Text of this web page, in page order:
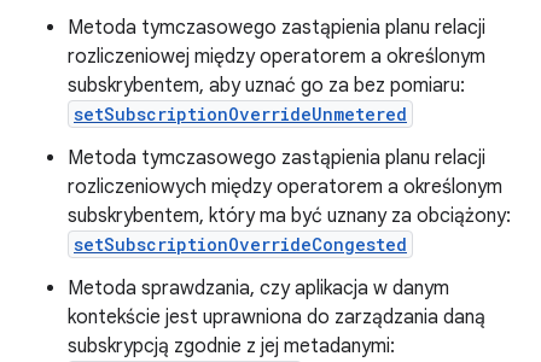
Metoda tymczasowego zastąpienia planu relacji
rozliczeniowej między operatorem a określonym
subskrybentem, aby uznać go za bez pomiaru:
setSubscriptionOverrideUnmetered
Metoda tymczasowego zastąpienia planu relacji
rozliczeniowych między operatorem a określonym
subskrybentem, który ma być uznany za obciążony:
setSubscriptionOverrideCongested
Metoda sprawdzania, czy aplikacja w danym
kontekście jest uprawniona do zarządzania daną
subskrypcją zgodnie z jej metadanymi: